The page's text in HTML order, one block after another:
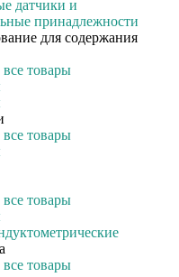
датчики и
принадлежности
для содержания
товары
товары
товары
товары